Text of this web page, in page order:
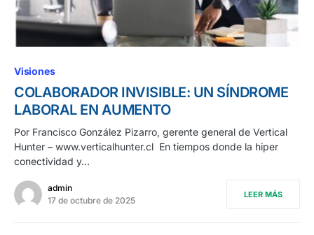
Visiones
COLABORADOR INVISIBLE: UN SÍNDROME
LABORAL EN AUMENTO
Por Francisco González Pizarro, gerente general de Vertical
Hunter – www.verticalhunter.cl En tiempos donde la hiper
conectividad y…
admin
17 de octubre de 2025
LEER MÁS